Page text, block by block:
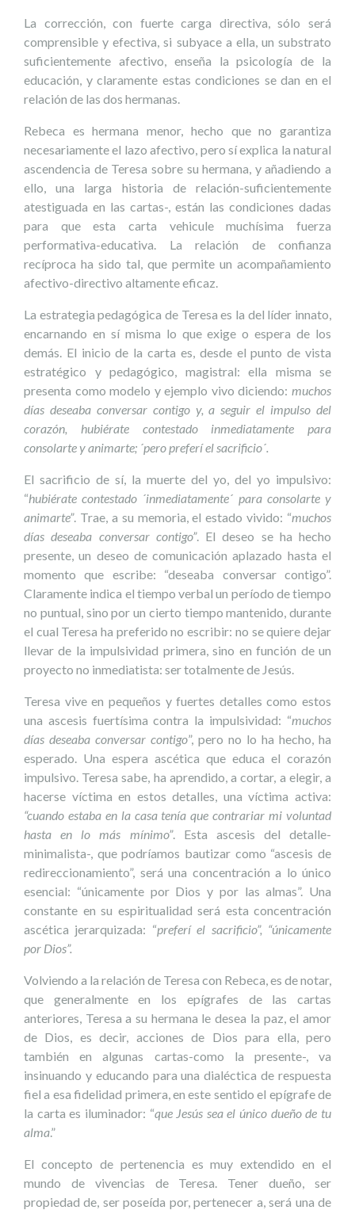
La corrección, con fuerte carga directiva, sólo será
comprensible y efectiva, si subyace a ella, un substrato
suficientemente afectivo, enseña la psicología de la
educación, y claramente estas condiciones se dan en el
relación de las dos hermanas.
Rebeca es hermana menor, hecho que no garantiza
necesariamente el lazo afectivo, pero sí explica la natural
ascendencia de Teresa sobre su hermana, y añadiendo a
ello, una larga historia de relación-suficientemente
atestiguada en las cartas-, están las condiciones dadas
para que esta carta vehicule muchísima fuerza
performativa-educativa. La relación de confianza
recíproca ha sido tal, que permite un acompañamiento
afectivo-directivo altamente eficaz.
La estrategia pedagógica de Teresa es la del líder innato,
encarnando en sí misma lo que exige o espera de los
demás. El inicio de la carta es, desde el punto de vista
estratégico y pedagógico, magistral: ella misma se
presenta como modelo y ejemplo vivo diciendo: muchos
días deseaba conversar contigo y, a seguir el impulso del
corazón, hubiérate contestado inmediatamente para
consolarte y animarte; ´pero preferí el sacrificio´.
El sacrificio de sí, la muerte del yo, del yo impulsivo:
“hubiérate contestado ´inmediatamente´ para consolarte y
animarte”. Trae, a su memoria, el estado vivido: “muchos
días deseaba conversar contigo”. El deseo se ha hecho
presente, un deseo de comunicación aplazado hasta el
momento que escribe: “deseaba conversar contigo”.
Claramente indica el tiempo verbal un período de tiempo
no puntual, sino por un cierto tiempo mantenido, durante
el cual Teresa ha preferido no escribir: no se quiere dejar
llevar de la impulsividad primera, sino en función de un
proyecto no inmediatista: ser totalmente de Jesús.
Teresa vive en pequeños y fuertes detalles como estos
una ascesis fuertísima contra la impulsividad: “muchos
días deseaba conversar contigo”, pero no lo ha hecho, ha
esperado. Una espera ascética que educa el corazón
impulsivo. Teresa sabe, ha aprendido, a cortar, a elegir, a
hacerse víctima en estos detalles, una víctima activa:
“cuando estaba en la casa tenía que contrariar mi voluntad
hasta en lo más mínimo”. Esta ascesis del detalle-
minimalista-, que podríamos bautizar como “ascesis de
redireccionamiento”, será una concentración a lo único
esencial: “únicamente por Dios y por las almas”. Una
constante en su espiritualidad será esta concentración
ascética jerarquizada: “preferí el sacrificio”, “únicamente
por Dios”.
Volviendo a la relación de Teresa con Rebeca, es de notar,
que generalmente en los epígrafes de las cartas
anteriores, Teresa a su hermana le desea la paz, el amor
de Dios, es decir, acciones de Dios para ella, pero
también en algunas cartas-como la presente-, va
insinuando y educando para una dialéctica de respuesta
fiel a esa fidelidad primera, en este sentido el epígrafe de
la carta es iluminador: “que Jesús sea el único dueño de tu
alma.”
El concepto de pertenencia es muy extendido en el
mundo de vivencias de Teresa. Tener dueño, ser
propiedad de, ser poseída por, pertenecer a, será una de